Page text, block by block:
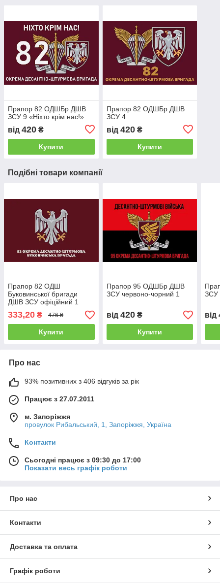
Прапор 82 ОДШБр ДШВ
ЗСУ 9 «Ніхто крім нас!»
від 420 ₴
Купити
Прапор 82 ОДШБр ДШВ
ЗСУ 4
від 420₴
Купити
Подібні товари компанії
Прапор 82 ОДШ
Буковинської бригади
ДШВ ЗСУ офіційний 1
Атлас, 1,05х0,7 м
Розпродаж
333,20 ₴ 476 ₴
Купити
Прапор 95 ОДШБр ДШВ
ЗСУ червоно-чорний 1
від 420₴
Купити
ЗСУ
від
Про нас
93% позитивних з 406 відгуків за рік
Працює з 27.07.2011
м. Запоріжжя
провулок Рибальський, 1, Запоріжжя, Україна
Контакти
Сьогодні працює з 09:30 до 17:00
Показати весь графік роботи
Про нас
Контакти
Доставка та оплата
Графік роботи